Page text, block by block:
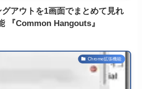
アウトを1画面でまとめて見れ
『Common Hangouts』
Chrome拡張機能